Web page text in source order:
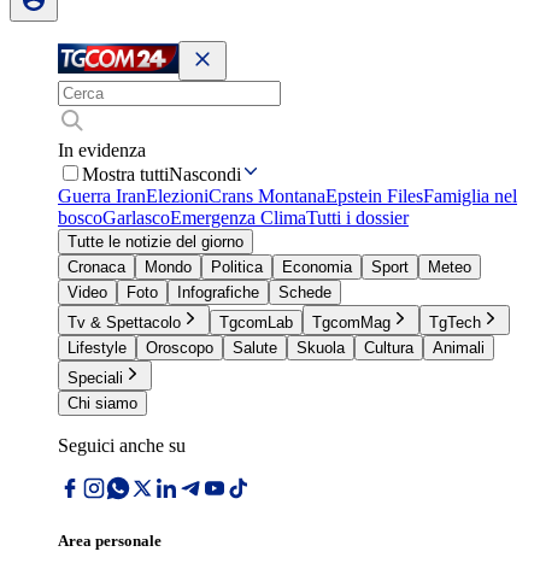
In evidenza
Mostra tuttiNascondi
Guerra IranElezioniCrans MontanaEpstein FilesFamiglia nel
boscoGarlascoEmergenza ClimaTutti i dossier
Tutte le notizie del giorno
Cronaca
Mondo Politica Economia Sport
Meteo
Video
Foto Infografiche
Schede
Tv & Spettacolo
TgcomLab TgcomMag
TgTech
Lifestyle
Oroscopo Salute Skuola Cultura
Animali
Speciali
Chi siamo
Seguici anche su
Area personale